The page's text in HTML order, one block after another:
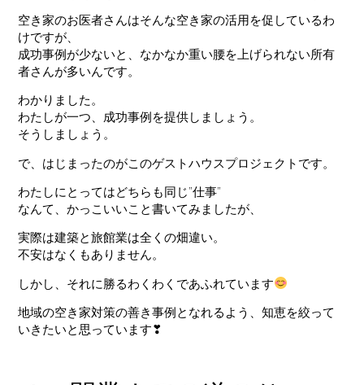
空き家のお医者さんはそんな空き家の活用を促しているわ
けですが、
成功事例が少ないと、なかなか重い腰を上げられない所有
者さんが多いんです。
わかりました。
わたしが一つ、成功事例を提供しましょう。
そうしましょう。
で、はじまったのがこのゲストハウスプロジェクトです。
わたしにとってはどちらも同じ”仕事”
なんて、かっこいいこと書いてみましたが、
実際は建築と旅館業は全くの畑違い。
不安はなくもありません。
しかし、それに勝るわくわくであふれています
地域の空き家対策の善き事例となれるよう、知恵を絞って
いきたいと思っています❣